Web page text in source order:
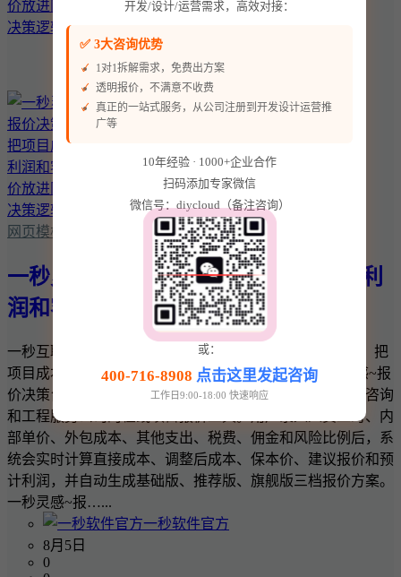
网页模板
一秒灵感~报价决策台：把项目成本、利
润和客户报价放进同一套决策逻辑
一秒互联 · 一秒灵感实用商业工具 一秒灵感~报价决策台：把
项目成本、利润和客户报价放进同一套决策逻辑 一秒灵感~报
价决策台是一款面向网站建设、软件开发、设计、广告、咨询
和工程服务公司的在线项目报价工具。用户录入人员工时、内
部单价、外包成本、其他支出、税费、佣金和风险比例后，系
统会实时计算直接成本、调整后成本、保本价、建议报价和预
计利润，并自动生成基础版、推荐版、旗舰版三档报价方案。
一秒灵感~报…...
一秒软件官方
8月5日
0
开发/设计/运营需求，高效对接：
✅ 3大咨询优势
1对1拆解需求，免费出方案
透明报价，不满意不收费
真正的一站式服务，从公司注册到开发设计运营推
广等
10年经验 · 1000+企业合作
扫码添加专家微信
微信号：diycloud（备注咨询）
或：
400-716-8908 点击这里发起咨询
工作日9:00-18:00 快速响应